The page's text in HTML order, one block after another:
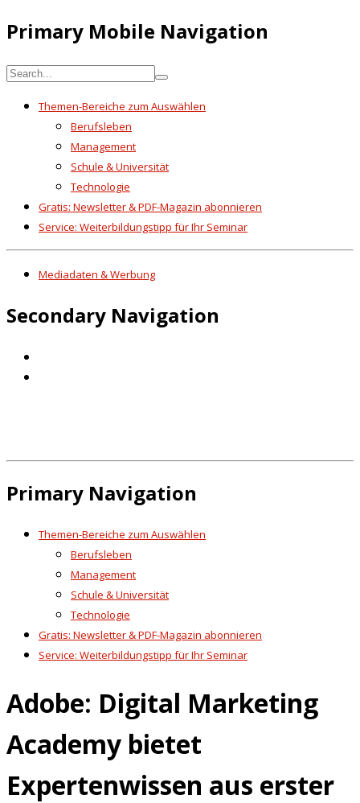
Primary Mobile Navigation
Themen-Bereiche zum Auswählen
Berufsleben
Management
Schule & Universität
Technologie
Gratis: Newsletter & PDF-Magazin abonnieren
Service: Weiterbildungstipp für Ihr Seminar
Mediadaten & Werbung
Secondary Navigation
Primary Navigation
Themen-Bereiche zum Auswählen
Berufsleben
Management
Schule & Universität
Technologie
Gratis: Newsletter & PDF-Magazin abonnieren
Service: Weiterbildungstipp für Ihr Seminar
Adobe: Digital Marketing
Academy bietet
Expertenwissen aus erster